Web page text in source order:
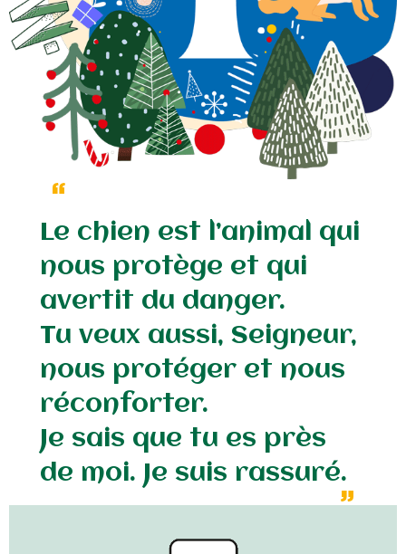
Le chien est l’animal qui
nous protège et qui
avertit du danger.
Tu veux aussi, Seigneur,
nous protéger et nous
réconforter.
Je sais que tu es près
de moi. Je suis rassuré.